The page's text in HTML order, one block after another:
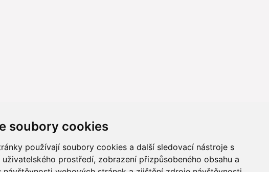
soubory cookies
používají soubory cookies a další sledovací nástroje s
prostředí, zobrazení přizpůsobeného obsahu a